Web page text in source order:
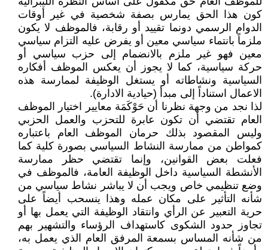
كون هذا الحق يمارس بصفة شخصية في غير أوقات
الدوام الرسمي دونما تقييد أو رقابة، فالموظف لا يكون
ملزماً بانتماء سياسي معين أو يفرض عليه التزام سياسي
معين فهو غير ملزم بالانضمام إلى حزب سياسي أو
حركة سياسية، كما لا يجوز أن يعكس الموظف أفكاره
السياسية ونشاطاته أو يستغل الوظيفة لممارسة هذه
الاعمال استناداً إلى مبدأ (حيادية الادارة).
لذا نجد من وجهة نظرنا أن حَوْكَمَة معايير اختيار الموظف
العام تقتضي أن تكون عابرة للتحزب والعمل الحزبي
وليس المقصود بذلك حرمان الموظف العام باعتباره
كمواطن من ممارسة النشاط السياسي بصورة كلية كما
فعلت بعض القوانين، وإنما تقتضي حظر ممارسة
الأنشطة السياسية داخل الوظيفة العامة، فالموظف في
وضع تنظيمي خاص ويجب أن لا يباشر نشاط سياسي من
شأنه التأثير على مكان عمله وهذا ينسحب أيضاً على
حرية التعبير عن الرأي وانتقاد الوظيفة التي يعمل بها أو
تجاوز حدود الشكوى كاستهداف الرؤساء والتشهير بهم
من شأنه المساس بسمعة المرفق العام الذي يعمل به،